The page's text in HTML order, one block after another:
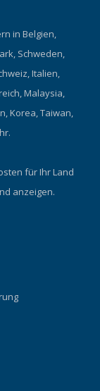
in Belgien,
Schweden,
Italien,
Malaysia,
Korea, Taiwan,
für Ihr Land
anzeigen.